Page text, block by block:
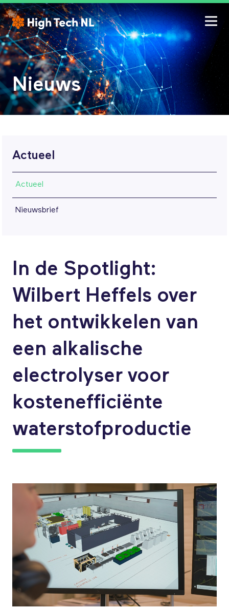
Nieuws
Actueel
Actueel
Nieuwsbrief
In de Spotlight:
Wilbert Heffels over
het ontwikkelen van
een alkalische
electrolyser voor
kostenefficiënte
waterstofproductie